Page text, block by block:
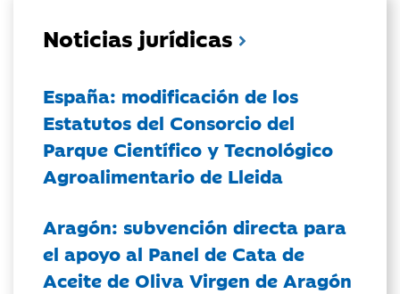
Noticias jurídicas
España: modificación de los
Estatutos del Consorcio del
Parque Científico y Tecnológico
Agroalimentario de Lleida
Aragón: subvención directa para
el apoyo al Panel de Cata de
Aceite de Oliva Virgen de Aragón